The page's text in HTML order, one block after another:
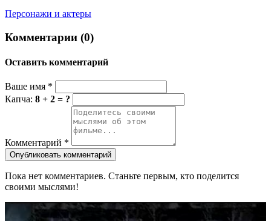
Персонажи и актеры
Комментарии (0)
Оставить комментарий
Ваше имя *
Капча: 8 + 2 = ?
Комментарий *
Опубликовать комментарий
Пока нет комментариев. Станьте первым, кто поделится
своими мыслями!